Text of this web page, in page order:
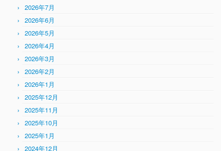
2026年7月
2026年6月
2026年5月
2026年4月
2026年3月
2026年2月
2026年1月
2025年12月
2025年11月
2025年10月
2025年1月
2024年12月